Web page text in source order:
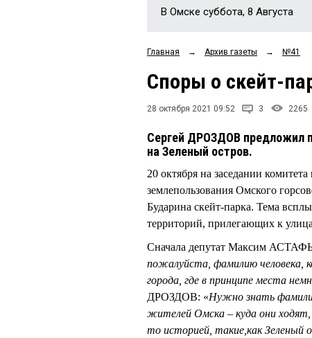
В Омске суббота, 8 Августа
Главная → Архив газеты → №41
Споры о скейт-
28 октября 2021 09:52 3 2265
Сергей ДРОЗДОВ предложил
на Зеленый остров.
20 октября на заседании
землепользования Омского
Бударина скейт-парка. Тема
территорий, прилегающих к
Сначала депутат Максим
пожалуйста, фамилию человека,
города, где в принципе места
ДРОЗДОВ: «Нужно знать
жителей Омска – куда они
то историей, такие как Зеленый